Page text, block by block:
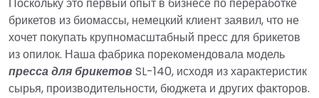
Поскольку это первый опыт в бизнесе по переработке
брикетов из биомассы, немецкий клиент заявил, что не
хочет покупать крупномасштабный пресс для брикетов
из опилок. Наша фабрика порекомендовала модель
пресса для брикетовSL-140, исходя из характеристик
сырья, производительности, бюджета и других факторов.